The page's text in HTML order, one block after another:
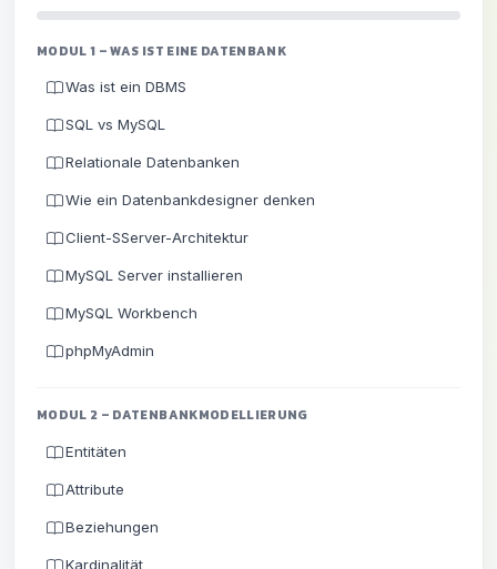
MODUL 1 – WAS IST EINE DATENBANK
Was ist ein DBMS
SQL vs MySQL
Relationale Datenbanken
Wie ein Datenbankdesigner denken
Client-SServer-Architektur
MySQL Server installieren
MySQL Workbench
phpMyAdmin
MODUL 2 – DATENBANKMODELLIERUNG
Entitäten
Attribute
Beziehungen
Kardinalität